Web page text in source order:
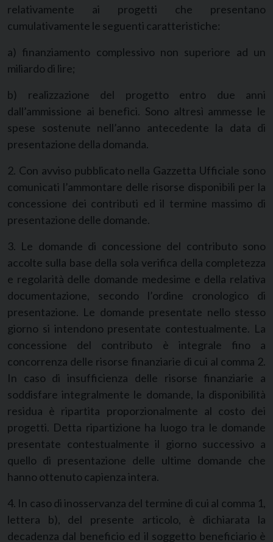
relativamente ai progetti che presentano
cumulativamente le seguenti caratteristiche:
a) finanziamento complessivo non superiore ad un
miliardo di lire;
b) realizzazione del progetto entro due anni
dall’ammissione ai benefìci. Sono altresì ammesse le
spese sostenute nell’anno antecedente la data di
presentazione della domanda.
2. Con avviso pubblicato nella Gazzetta Ufficiale sono
comunicati l’ammontare delle risorse disponibili per la
concessione dei contributi ed il termine massimo di
presentazione delle domande.
3. Le domande di concessione del contributo sono
accolte sulla base della sola verifica della completezza
e regolarità delle domande medesime e della relativa
documentazione, secondo l’ordine cronologico di
presentazione. Le domande presentate nello stesso
giorno si intendono presentate contestualmente. La
concessione del contributo è integrale fino a
concorrenza delle risorse finanziarie di cui al comma 2.
In caso di insufficienza delle risorse finanziarie a
soddisfare integralmente le domande, la disponibilità
residua è ripartita proporzionalmente al costo dei
progetti. Detta ripartizione ha luogo tra le domande
presentate contestualmente il giorno successivo a
quello di presentazione delle ultime domande che
hanno ottenuto capienza intera.
4. In caso di inosservanza del termine di cui al comma 1,
lettera b), del presente articolo, è dichiarata la
decadenza dal beneficio ed il soggetto beneficiario è